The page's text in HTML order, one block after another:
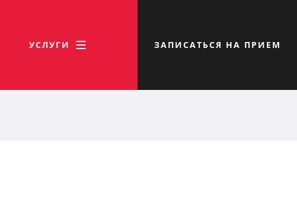
УСЛУГИ ЗАПИСАТЬСЯ НА ПРИЕМ